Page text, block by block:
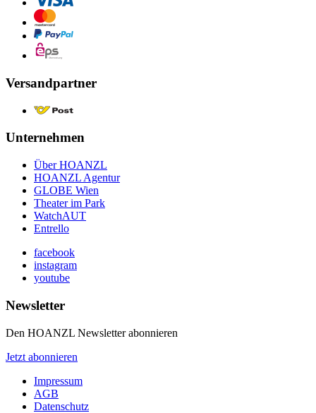
Versandpartner
Unternehmen
Über HOANZL
HOANZL Agentur
GLOBE Wien
Theater im Park
WatchAUT
Entrello
facebook
instagram
youtube
Newsletter
Den HOANZL Newsletter abonnieren
Jetzt abonnieren
Impressum
AGB
Datenschutz